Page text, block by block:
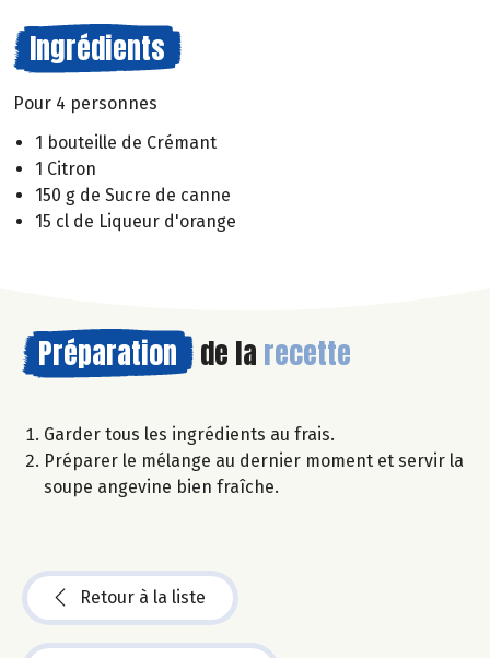
Ingrédients
Pour 4 personnes
1 bouteille de Crémant
1 Citron
150 g de Sucre de canne
15 cl de Liqueur d'orange
Préparation de la recette
Garder tous les ingrédients au frais.
Préparer le mélange au dernier moment et servir la
soupe angevine bien fraîche.
Retour à la liste